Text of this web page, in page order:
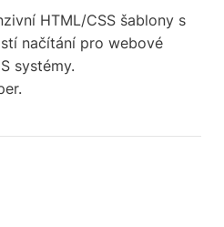
HTML/CSS šablony s
načítání pro webové
systémy.